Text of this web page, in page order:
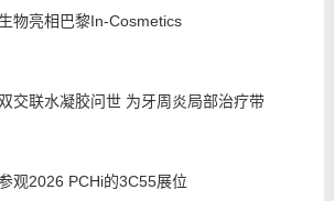
物亮相巴黎In-Cosmetics
交联水凝胶问世 为牙周炎局部治疗带
观2026 PCHi的3C55展位